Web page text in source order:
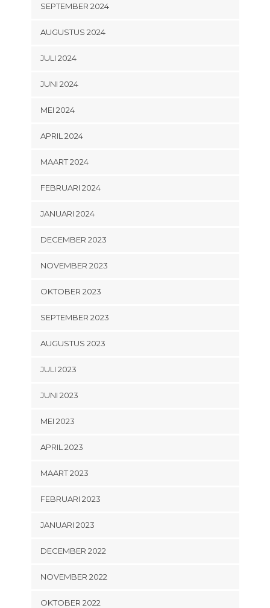
SEPTEMBER 2024
AUGUSTUS 2024
JULI 2024
JUNI 2024
MEI 2024
APRIL 2024
MAART 2024
FEBRUARI 2024
JANUARI 2024
DECEMBER 2023
NOVEMBER 2023
OKTOBER 2023
SEPTEMBER 2023
AUGUSTUS 2023
JULI 2023
JUNI 2023
MEI 2023
APRIL 2023
MAART 2023
FEBRUARI 2023
JANUARI 2023
DECEMBER 2022
NOVEMBER 2022
OKTOBER 2022